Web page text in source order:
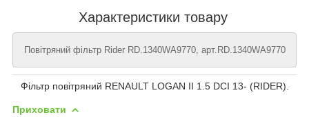
Характеристики товару
Повітряний фільтр Rider RD.1340WA9770, арт.RD.1340WA9770
Фільтр повітряний RENAULT LOGAN II 1.5 DCI 13- (RIDER).
Приховати